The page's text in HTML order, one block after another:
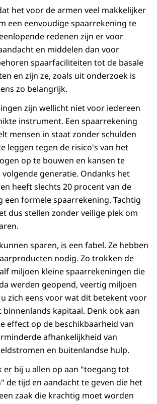
het voor de armen veel makkelijker
een eenvoudige spaarrekening te
redenen zijn er voor
en middelen dan voor
spaarfaciliteiten tot de basale
en zijn ze, zoals uit onderzoek is
zo belangrijk.
zijn wellicht niet voor iedereen
instrument. Een spaarrekening
mensen in staat zonder schulden
leggen tegen de risico's van het
op te bouwen en kansen te
generatie. Ondanks het
heeft slechts 20 procent van de
een formele spaarrekening. Tachtig
dus stellen zonder veilige plek om
sparen, is een fabel. Ze hebben
nodig. Zo trokken de
miljoen kleine spaarrekeningen die
werden geopend, veertig miljoen
zich eens voor wat dit betekent voor
binnenlands kapitaal. Denk ook aan
effect op de beschikbaarheid van
afhankelijkheid van
en buitenlandse hulp.
er bij u allen op aan "toegang tot
de tijd en aandacht te geven die het
zaak die krachtig moet worden